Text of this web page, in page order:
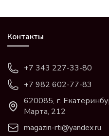
Контакты
+7 343 227-33-80
+7 982 602-77-83
620085, г.
Марта, 212
magazin-rti@yandex.ru